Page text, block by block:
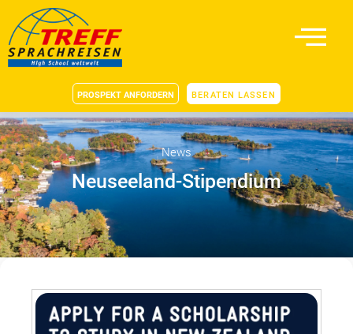
PROSPEKT ANFORDERN BERATEN LASSEN
News
Neuseeland-Stipendium